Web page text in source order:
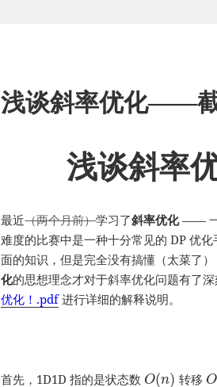
浅谈斜率优化——
浅谈斜率
最近（两个月前）学习了斜率优化——
难度的比赛中是一种十分常见的 DP 优
面的知识，但是完全没有搞懂（太菜了
化的思想理念才对于斜率优化问题有了
优化！.pdf进行详细的解释说明。
首先，1D1D 指的是状态数 O(n) 转移 O